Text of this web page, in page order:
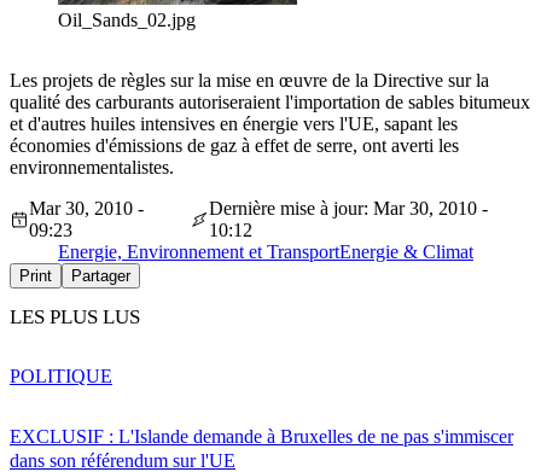
Oil_Sands_02.jpg
Les projets de règles sur la mise en œuvre de la Directive sur la
qualité des carburants autoriseraient l'importation de sables bitumeux
et d'autres huiles intensives en énergie vers l'UE, sapant les
économies d'émissions de gaz à effet de serre, ont averti les
environnementalistes.
Mar 30, 2010 -
09:23
Dernière mise à jour: Mar 30, 2010 -
10:12
Energie, Environnement et TransportEnergie & Climat
Print Partager
LES PLUS LUS
EXCLUSIF : L'Islande demande à Bruxelles de ne pas s'immiscer
dans son référendum sur l'UE
POLITIQUE